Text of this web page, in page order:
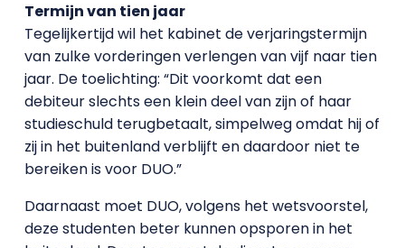
Termijn van tien jaar
Tegelijkertijd wil het kabinet de verjaringstermijn
van zulke vorderingen verlengen van vijf naar tien
jaar. De toelichting: “Dit voorkomt dat een
debiteur slechts een klein deel van zijn of haar
studieschuld terugbetaalt, simpelweg omdat hij of
zij in het buitenland verblijft en daardoor niet te
bereiken is voor DUO.”
Daarnaast moet DUO, volgens het wetsvoorstel,
deze studenten beter kunnen opsporen in het